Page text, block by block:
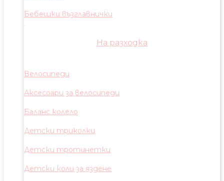
Бебешки възглавнички
На разходка
Велосипеди
Аксесоари за велосипеди
Баланс колело
Детски триколки
Детски тротинетки
Детски коли за яздене